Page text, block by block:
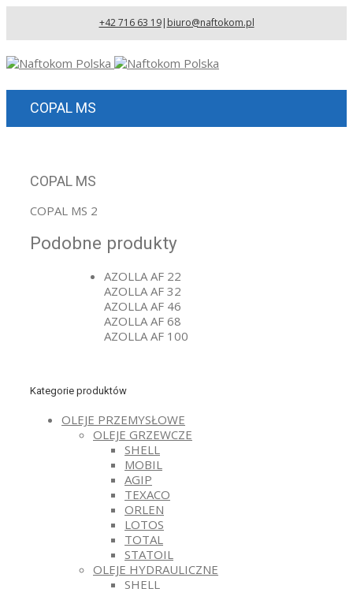
+42 716 63 19| biuro@naftokom.pl
COPAL MS
COPAL MS
COPAL MS 2
Podobne produkty
AZOLLA AF 22
AZOLLA AF 32
AZOLLA AF 46
AZOLLA AF 68
AZOLLA AF 100
Kategorie produktów
OLEJE PRZEMYSŁOWE
OLEJE GRZEWCZE
SHELL
MOBIL
AGIP
TEXACO
ORLEN
LOTOS
TOTAL
STATOIL
OLEJE HYDRAULICZNE
SHELL